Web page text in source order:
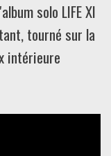
solo LIFE XI
tourné sur la
intérieure